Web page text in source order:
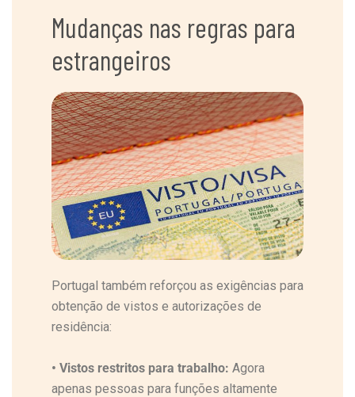
Mudanças nas regras para
estrangeiros
Portugal também reforçou as exigências para
obtenção de vistos e autorizações de
residência:
• Vistos restritos para trabalho: Agora
apenas pessoas para funções altamente